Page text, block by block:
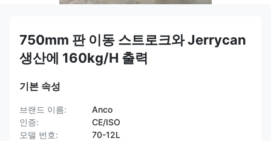
750mm 판 이동 스트로크와 Jerrycan
생산에 160kg/H 출력
기본 속성
브랜드 이름:
Anco
인증:
CE/ISO
모델 번호:
70-12L